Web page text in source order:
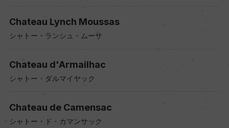
Chateau Lynch Moussas
シャトー・ランシュ・ムーサ
Chateau d'Armailhac
シャトー・ダルマイヤック
Chateau de Camensac
シャトー・ド・カマンサック